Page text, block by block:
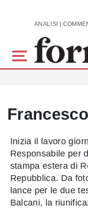
Skip to main content
Inizia il lavoro
Responsabile per
stampa estera di
Repubblica. Da
lance per le due
Balcani, la